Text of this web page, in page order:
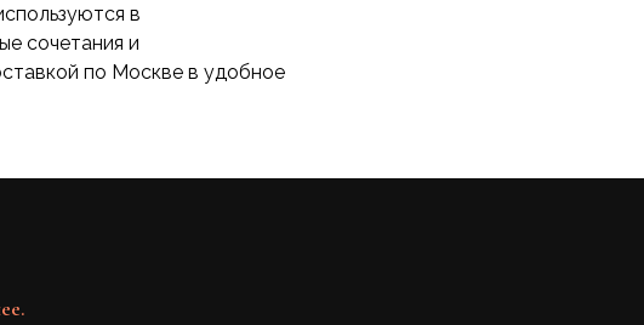
в
сочетания и
по Москве в удобное